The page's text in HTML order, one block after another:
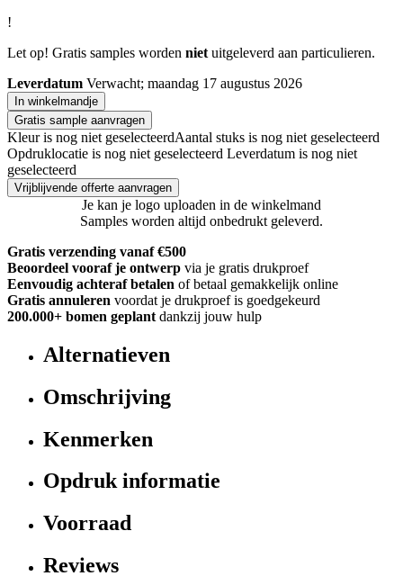
!
Let op! Gratis samples worden niet uitgeleverd aan particulieren.
Leverdatum Verwacht; maandag 17 augustus 2026
In winkelmandje
Gratis sample aanvragen
Kleur is nog niet geselecteerdAantal stuks is nog niet geselecteerd
Opdruklocatie is nog niet geselecteerd Leverdatum is nog niet
geselecteerd
Vrijblijvende offerte aanvragen
Je kan je logo uploaden in de winkelmand
Samples worden altijd onbedrukt geleverd.
Gratis verzending vanaf €500
Beoordeel vooraf je ontwerp via je gratis drukproef
Eenvoudig achteraf betalen of betaal gemakkelijk online
Gratis annuleren voordat je drukproef is goedgekeurd
200.000+ bomen geplant dankzij jouw hulp
Alternatieven
Omschrijving
Kenmerken
Opdruk informatie
Voorraad
Reviews